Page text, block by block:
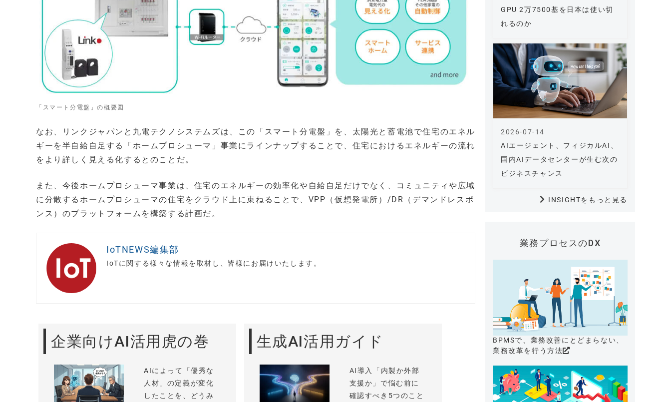
「スマート分電盤」の概要図
なお、リンクジャパンと九電テクノシステムズは、この「スマート分電盤」を、太陽光と蓄電池で住宅のエネル
ギーを半自給自足する「ホームプロシューマ」事業にラインナップすることで、住宅におけるエネルギーの流れ
をより詳しく見える化するとのことだ。
また、今後ホームプロシューマ事業は、住宅のエネルギーの効率化や自給自足だけでなく、コミュニティや広域
に分散するホームプロシューマの住宅をクラウド上に束ねることで、VPP（仮想発電所）/DR（デマンドレスポ
ンス）のプラットフォームを構築する計画だ。
IoTNEWS編集部
IoTに関する様々な情報を取材し、皆様にお届けいたします。
企業向けAI活用虎の巻
AIによって「優秀な
人材」の定義が変化
したことを、どうみ
生成AI活用ガイド
AI導入「内製か外部
支援か」で悩む前に
確認すべき5つのこと
GPU 2万7500基を日本は使い切
れるのか
AIエージェント、フィジカルAI、
国内AIデータセンターが生む次の
ビジネスチャンス
2026-07-14
INSIGHTをもっと見る
業務プロセスのDX
BPMSで、業務改善にとどまらない、
業務改革を行う方法